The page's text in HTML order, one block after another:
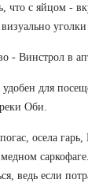
что с яйцом -
уголки
- Винстрол в
для
Оби.
осела
ведь если